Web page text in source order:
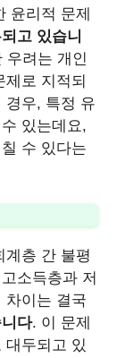
윤리적 문제
고 있습니
우려는 개인
로 지적되
경우, 특정 유
있는데요,
수 있다는
계층 간 불평
소득층과 저
차이는 결국
다. 이 문제
대두되고 있